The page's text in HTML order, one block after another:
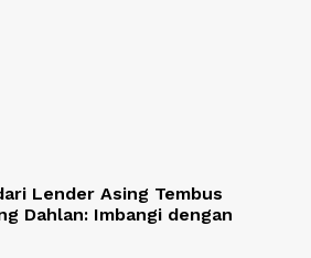
Lender Asing Tembus
Dahlan: Imbangi dengan